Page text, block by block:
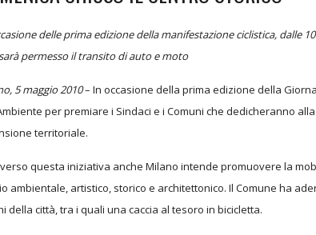
delle prima edizione della manifestazione ciclistica, dalle
permesso il transito di auto e moto
5 maggio 2010– In occasione della prima edizione della
per premiare i Sindaci e i Comuni che dedicheranno
territoriale.
questa iniziativa anche Milano intende promuovere la
ambientale, artistico, storico e architettonico. Il Comune ha
della città, tra i quali una caccia al tesoro in bicicletta.